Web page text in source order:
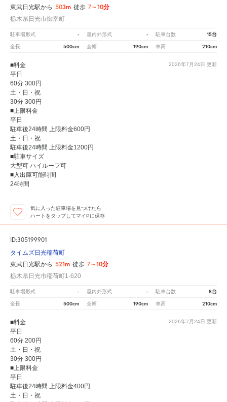
東武日光駅から 503m 徒歩 7～10分
栃木県日光市御幸町
駐車場形式 - 屋内外形式 - 駐車台数 15台
全長 500cm 全幅 190cm 車高 210cm
2026年7月24日 更新
■料金
平日
60分 300円
土・日・祝
30分 300円
■上限料金
平日
駐車後24時間 上限料金600円
土・日・祝
駐車後24時間 上限料金1200円
■駐車サイズ
大型可 ハイルーフ可
■入出庫可能時間
24時間
気に入った駐車場を見つけたら
ハートをタップしてマイPに保存
ID:305199901
タイムズ日光稲荷町
東武日光駅から 521m 徒歩 7～10分
栃木県日光市稲荷町1-620
駐車場形式 - 屋内外形式 - 駐車台数 8台
全長 500cm 全幅 190cm 車高 210cm
2026年7月24日 更新
■料金
平日
60分 200円
土・日・祝
30分 300円
■上限料金
平日
駐車後24時間 上限料金400円
土・日・祝